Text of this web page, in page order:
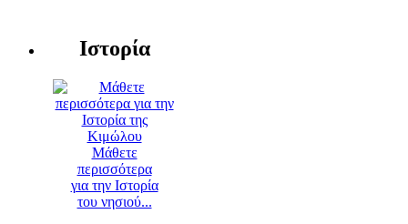
Ιστορία
Μάθετε
περισσότερα
για την Ιστορία
του νησιού...